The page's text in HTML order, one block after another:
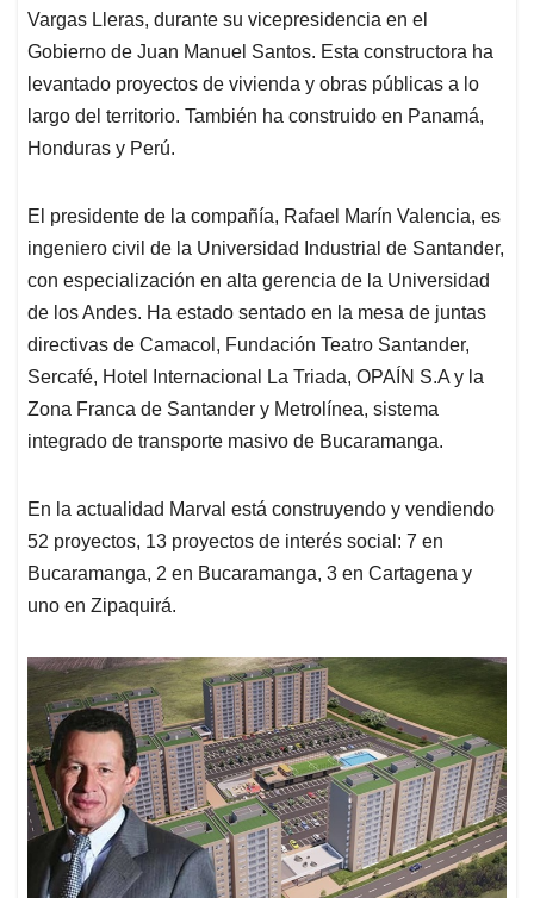
Vargas Lleras, durante su vicepresidencia en el
Gobierno de Juan Manuel Santos. Esta constructora ha
levantado proyectos de vivienda y obras públicas a lo
largo del territorio. También ha construido en Panamá,
Honduras y Perú.
El presidente de la compañía, Rafael Marín Valencia, es
ingeniero civil de la Universidad Industrial de Santander,
con especialización en alta gerencia de la Universidad
de los Andes. Ha estado sentado en la mesa de juntas
directivas de Camacol, Fundación Teatro Santander,
Sercafé, Hotel Internacional La Triada, OPAÍN S.A y la
Zona Franca de Santander y Metrolínea, sistema
integrado de transporte masivo de Bucaramanga.
En la actualidad Marval está construyendo y vendiendo
52 proyectos, 13 proyectos de interés social: 7 en
Bucaramanga, 2 en Bucaramanga, 3 en Cartagena y
uno en Zipaquirá.